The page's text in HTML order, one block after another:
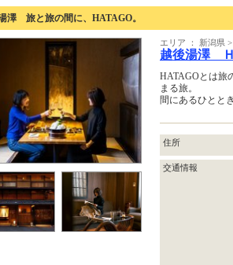
澤 旅と旅の間に、HATAGO。
エリア ： 新潟県
越後湯澤
HATAGOとは
まる旅。
間にあるひとと
住所
交通情報